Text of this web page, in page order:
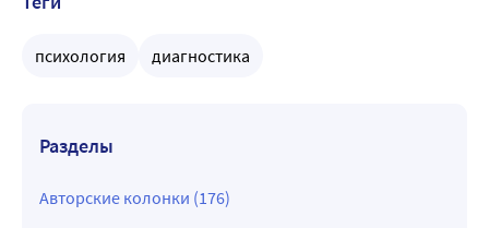
психология диагностика
Разделы
Авторские колонки (176)